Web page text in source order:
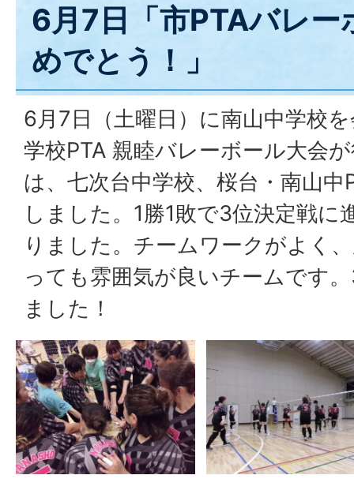
6月7日「市PTAバレー
めでとう！」
6月7日（土曜日）に南山中学校
学校PTA 親睦バレーボール大会
は、七次台中学校、桜台・南山
しました。1勝1敗で3位決定戦に
りました。チームワークがよく
っても雰囲気が良いチームです
ました！